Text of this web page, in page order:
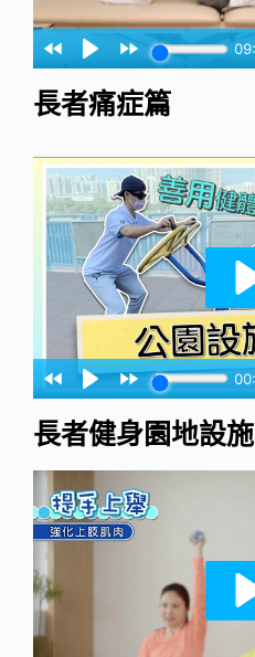
長者痛症篇
長者健身園地設施